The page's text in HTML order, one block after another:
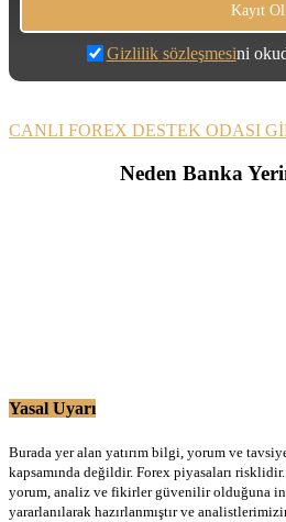
Gizlilik sözleşmesini
CANLI FOREX DESTEK ODASI
Neden Banka
Yasal Uyarı
Burada yer alan yatırım bilgi, yorum ve
kapsamında değildir. Forex piyasaları
yorum, analiz ve fikirler güvenilir olduğuna
yararlanılarak hazırlanmıştır ve